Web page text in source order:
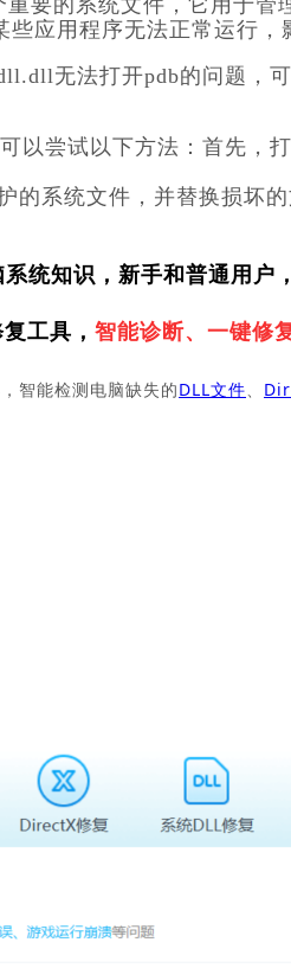
重要的系统文件，它用于管
应用程序无法正常运行，
无法打开pdb的问题，
以尝试以下方法：首先，
的系统文件，并替换损坏
统知识，新手和普通用户
工具， 智能诊断、一键修
智能检测电脑缺失的DLL文件、